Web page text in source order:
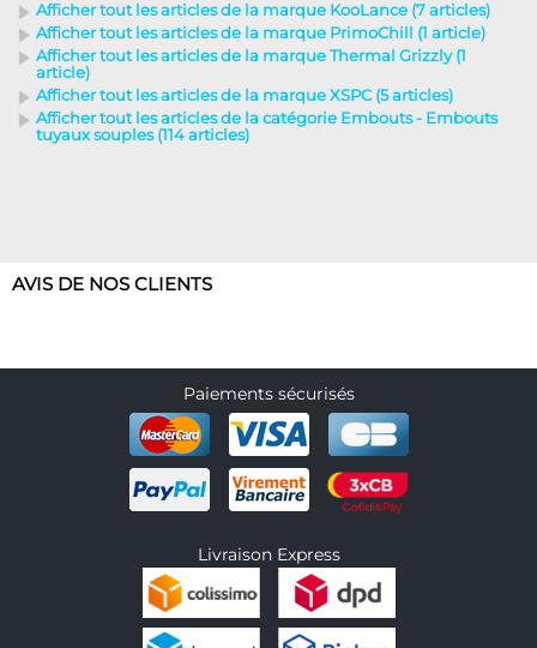
Afficher tout les articles de la marque KooLance (7 articles)
Afficher tout les articles de la marque PrimoChill (1 article)
Afficher tout les articles de la marque Thermal Grizzly (1
article)
Afficher tout les articles de la marque XSPC (5 articles)
Afficher tout les articles de la catégorie Embouts - Embouts
tuyaux souples (114 articles)
AVIS DE NOS CLIENTS
Paiements sécurisés
Livraison Express